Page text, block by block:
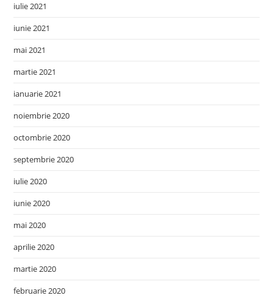
iulie 2021
iunie 2021
mai 2021
martie 2021
ianuarie 2021
noiembrie 2020
octombrie 2020
septembrie 2020
iulie 2020
iunie 2020
mai 2020
aprilie 2020
martie 2020
februarie 2020